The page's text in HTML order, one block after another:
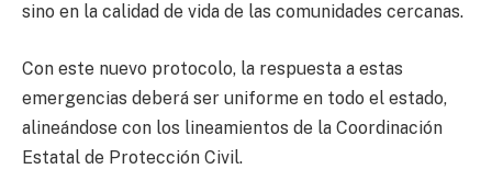
sino en la calidad de vida de las comunidades cercanas.
Con este nuevo protocolo, la respuesta a estas
emergencias deberá ser uniforme en todo el estado,
alineándose con los lineamientos de la Coordinación
Estatal de Protección Civil.